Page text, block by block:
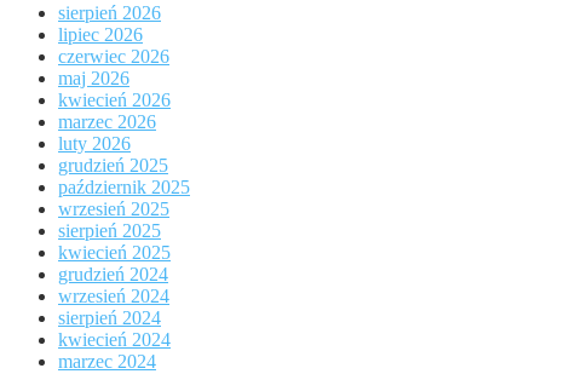
sierpień 2026
lipiec 2026
czerwiec 2026
maj 2026
kwiecień 2026
marzec 2026
luty 2026
grudzień 2025
październik 2025
wrzesień 2025
sierpień 2025
kwiecień 2025
grudzień 2024
wrzesień 2024
sierpień 2024
kwiecień 2024
marzec 2024